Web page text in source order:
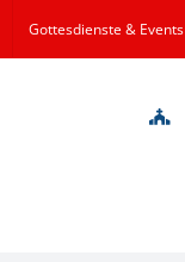
Gottesdienste & Events